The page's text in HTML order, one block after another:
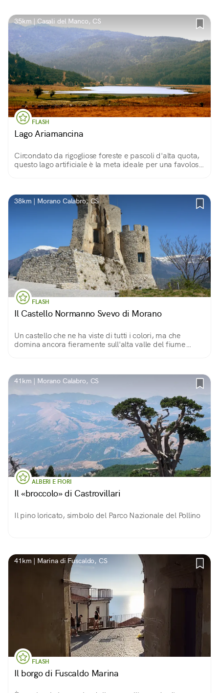
35km | Casali del Manco, CS
FLASH
Lago Ariamancina
Circondato da rigogliose foreste e pascoli d'alta quota,
questo lago artificiale è la meta ideale per una favolosa
38km | Morano Calabro, CS
FLASH
Il Castello Normanno Svevo di Morano
Un castello che ne ha viste di tutti i colori, ma che
domina ancora fieramente sull'alta valle del fiume
41km | Morano Calabro, CS
ALBERI E FIORI
Il «broccolo» di Castrovillari
Il pino loricato, simbolo del Parco Nazionale del Pollino
41km | Marina di Fuscaldo, CS
FLASH
Il borgo di Fuscaldo Marina